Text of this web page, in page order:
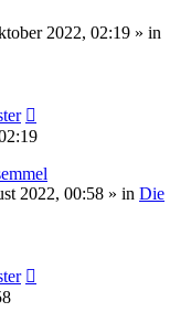
2022, 02:19 » in
2022, 00:58 » in Die